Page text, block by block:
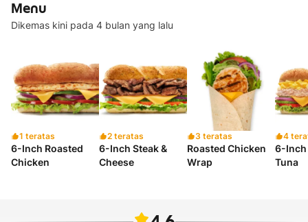
Menu
Dikemas kini pada 4 bulan yang lalu
1 teratas
6-Inch Roasted
Chicken
2 teratas
6-Inch Steak &
Cheese
3 teratas
Roasted Chicken
Wrap
4
6-Inch
Tuna